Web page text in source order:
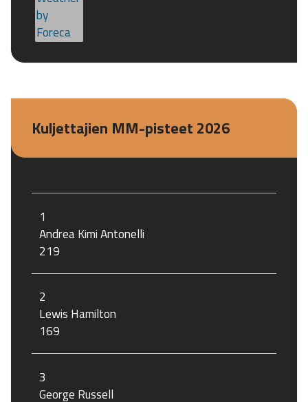
Kuljettajien MM-pisteet 2026
1
Andrea Kimi Antonelli
219
2
Lewis Hamilton
169
3
George Russell